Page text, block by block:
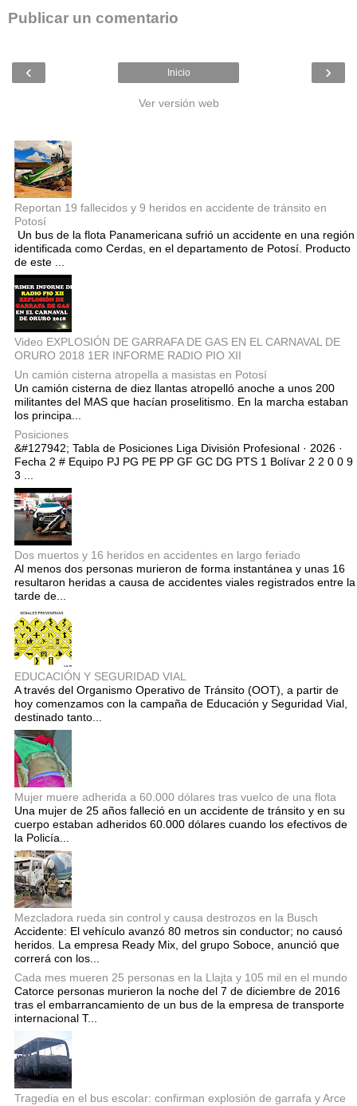
Publicar un comentario
‹ ›
Inicio
Ver versión web
Reportan 19 fallecidos y 9 heridos en accidente de tránsito en
Potosí
Un bus de la flota Panamericana sufrió un accidente en una región
identificada como Cerdas, en el departamento de Potosí. Producto
de este ...
Video EXPLOSIÓN DE GARRAFA DE GAS EN EL CARNAVAL DE
ORURO 2018 1ER INFORME RADIO PIO XII
Un camión cisterna atropella a masistas en Potosí
Un camión cisterna de diez llantas atropelló anoche a unos 200
militantes del MAS que hacían proselitismo. En la marcha estaban
los principa...
Posiciones
&#127942; Tabla de Posiciones Liga División Profesional · 2026 ·
Fecha 2 # Equipo PJ PG PE PP GF GC DG PTS 1 Bolívar 2 2 0 0 9
3 ...
Dos muertos y 16 heridos en accidentes en largo feriado
Al menos dos personas murieron de forma instantánea y unas 16
resultaron heridas a causa de accidentes viales registrados entre la
tarde de...
EDUCACIÓN Y SEGURIDAD VIAL
A través del Organismo Operativo de Tránsito (OOT), a partir de
hoy comenzamos con la campaña de Educación y Seguridad Vial,
destinado tanto...
Mujer muere adherida a 60.000 dólares tras vuelco de una flota
Una mujer de 25 años falleció en un accidente de tránsito y en su
cuerpo estaban adheridos 60.000 dólares cuando los efectivos de
la Policía...
Mezcladora rueda sin control y causa destrozos en la Busch
Accidente: El vehículo avanzó 80 metros sin conductor; no causó
heridos. La empresa Ready Mix, del grupo Soboce, anunció que
correrá con los...
Cada mes mueren 25 personas en la Llajta y 105 mil en el mundo
Catorce personas murieron la noche del 7 de diciembre de 2016
tras el embarrancamiento de un bus de la empresa de transporte
internacional T...
Tragedia en el bus escolar: confirman explosión de garrafa y Arce